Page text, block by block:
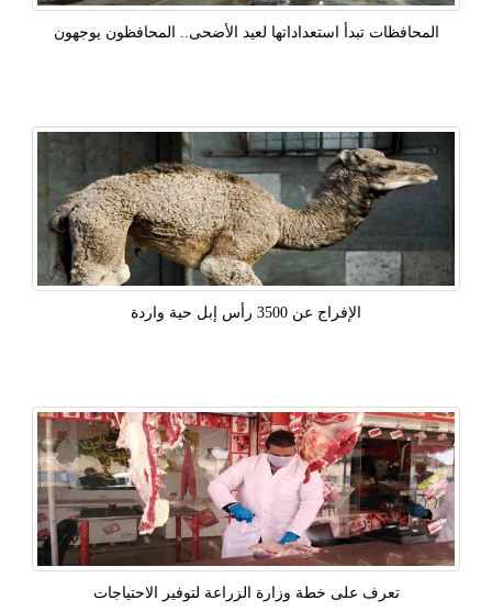
المحافظات تبدأ استعداداتها لعيد الأضحى.. المحافظون يوجهون
الإفراج عن 3500 رأس إبل حية واردة
تعرف على خطة وزارة الزراعة لتوفير الاحتياجات